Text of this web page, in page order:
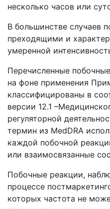
несколько часов или
В большинстве случаев
преходящими и
умеренной
Перечисленные
на фоне применения
классифицированы в
версии 12.1
регуляторной
термин из MedDRA
каждой побочной
или взаимосвязанные
Побочные реакции,
процессе
которых частота не